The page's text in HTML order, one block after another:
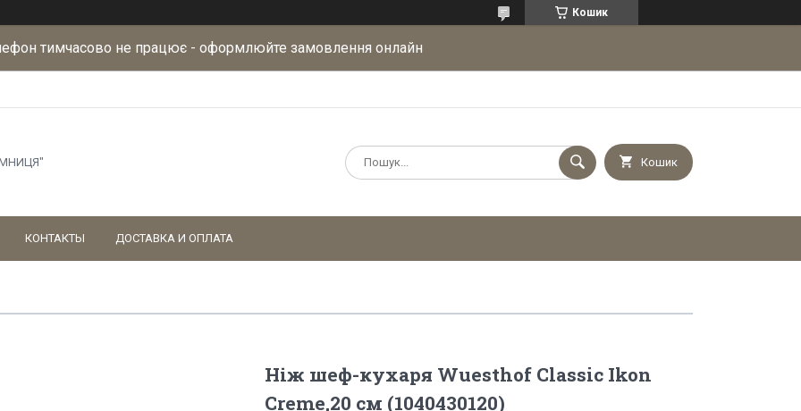
Кошик
тимчасово не працює - оформлюйте замовлення онлайн
Кошик
КОНТАКТЫ ДОСТАВКА И ОПЛАТА
Ніж шеф-кухаря Wuesthof Classic Ikon
Creme,20 см (1040430120)